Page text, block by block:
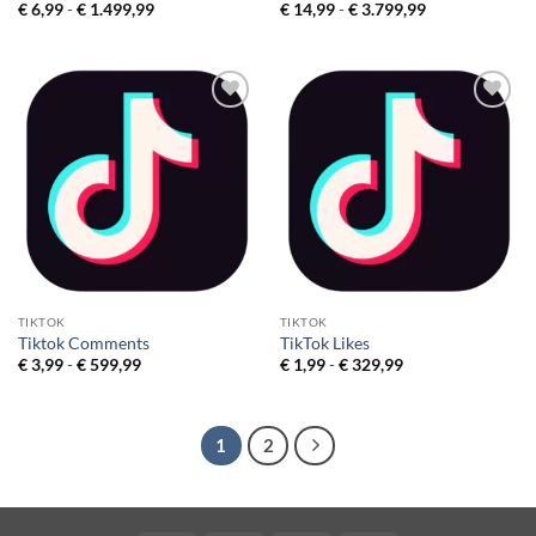
€6,99 - €1.499,99Prijsklasse:
€14,99 - €3.799,99Prijsklasse:
aan
verlanglijst
TIKTOK
Tiktok Comments
€3,99 - €599,99Prijsklasse:
aan
verlanglijst
TIKTOK
TikTok Likes
€1,99 - €329,99Prijsklasse:
1 2